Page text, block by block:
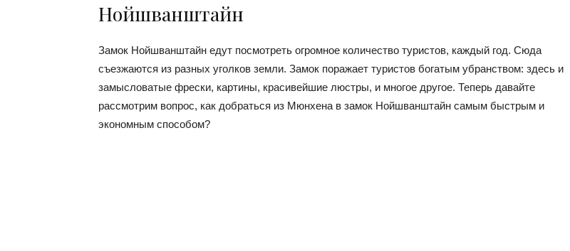
Нойшванштайн
Замок Нойшванштайн едут посмотреть огромное количество туристов, каждый год. Сюда
съезжаются из разных уголков земли. Замок поражает туристов богатым убранством: здесь и
замысловатые фрески, картины, красивейшие люстры, и многое другое. Теперь давайте
рассмотрим вопрос, как добраться из Мюнхена в замок Нойшванштайн самым быстрым и
экономным способом?